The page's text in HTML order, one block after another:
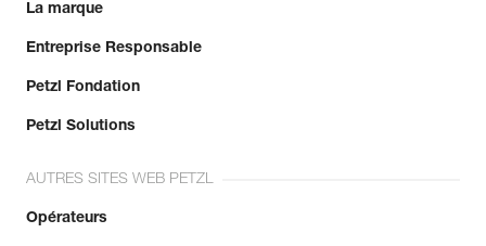
La marque
Entreprise Responsable
Petzl Fondation
Petzl Solutions
AUTRES SITES WEB PETZL
Opérateurs